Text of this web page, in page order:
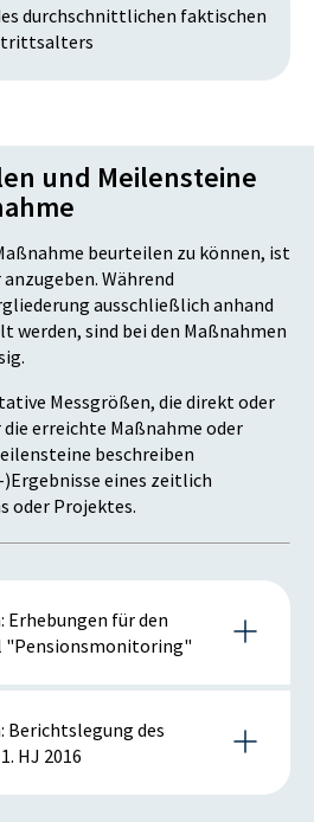
durchschnittlichen faktischen
und Meilensteine
beurteilen zu können, ist
Während
ausschließlich anhand
werden, sind bei den Maßnahmen
Messgrößen, die direkt oder
erreichte Maßnahme oder
beschreiben
eines zeitlich
oder Projektes.
Erhebungen für den
"Pensionsmonitoring"
2016
Berichtslegung des
HJ 2016